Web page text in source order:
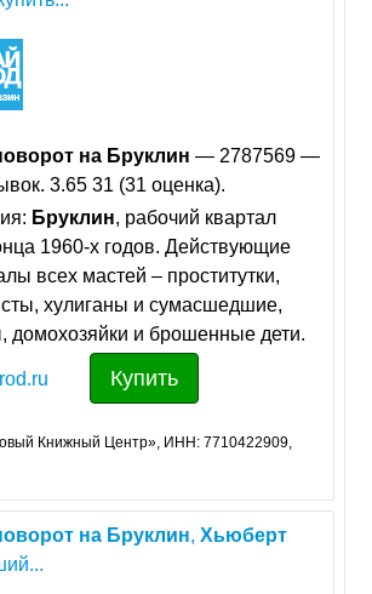
на Бруклин — 2787569 —
3.65 31 (31 оценка).
Бруклин, рабочий квартал
1960-х годов. Действующие
всех мастей – проститутки,
хулиганы и сумасшедшие,
домохозяйки и брошенные дети.
Купить
Книжный Центр», ИНН: 7710422909,
на Бруклин,Хьюберт